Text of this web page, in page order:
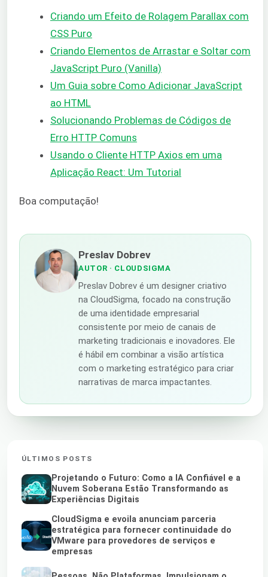
Criando um Efeito de Rolagem Parallax com
CSS Puro
Criando Elementos de Arrastar e Soltar com
JavaScript Puro (Vanilla)
Um Guia sobre Como Adicionar JavaScript
ao HTML
Solucionando Problemas de Códigos de
Erro HTTP Comuns
Usando o Cliente HTTP Axios em uma
Aplicação React: Um Tutorial
Boa computação!
Preslav Dobrev
AUTOR · CLOUDSIGMA
Preslav Dobrev é um designer criativo
na CloudSigma, focado na construção
de uma identidade empresarial
consistente por meio de canais de
marketing tradicionais e inovadores. Ele
é hábil em combinar a visão artística
com o marketing estratégico para criar
narrativas de marca impactantes.
ÚLTIMOS POSTS
Projetando o Futuro: Como a IA Confiável e a
Nuvem Soberana Estão Transformando as
Experiências Digitais
CloudSigma e evoila anunciam parceria
estratégica para fornecer continuidade do
VMware para provedores de serviços e
empresas